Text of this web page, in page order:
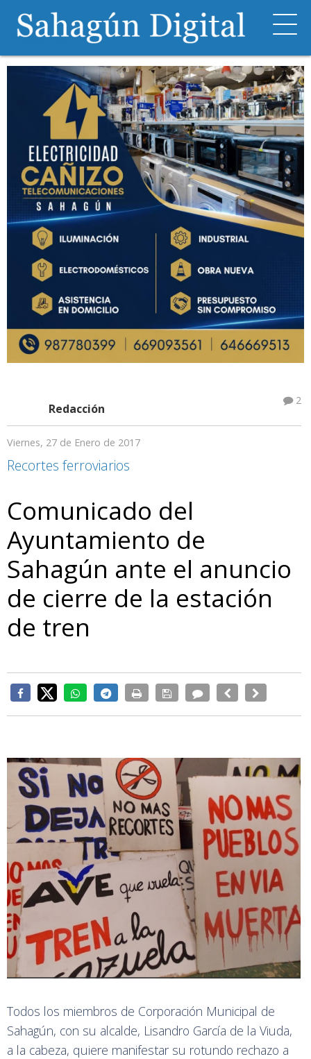
Redacción
2
Viernes, 27 de Enero de 2017
Recortes ferroviarios
Comunicado del
Ayuntamiento de
Sahagún ante el anuncio
de cierre de la estación
de tren
Todos los miembros de Corporación Municipal de
Sahagún, con su alcalde, Lisandro García de la Viuda,
a la cabeza, quiere manifestar su rotundo rechazo a